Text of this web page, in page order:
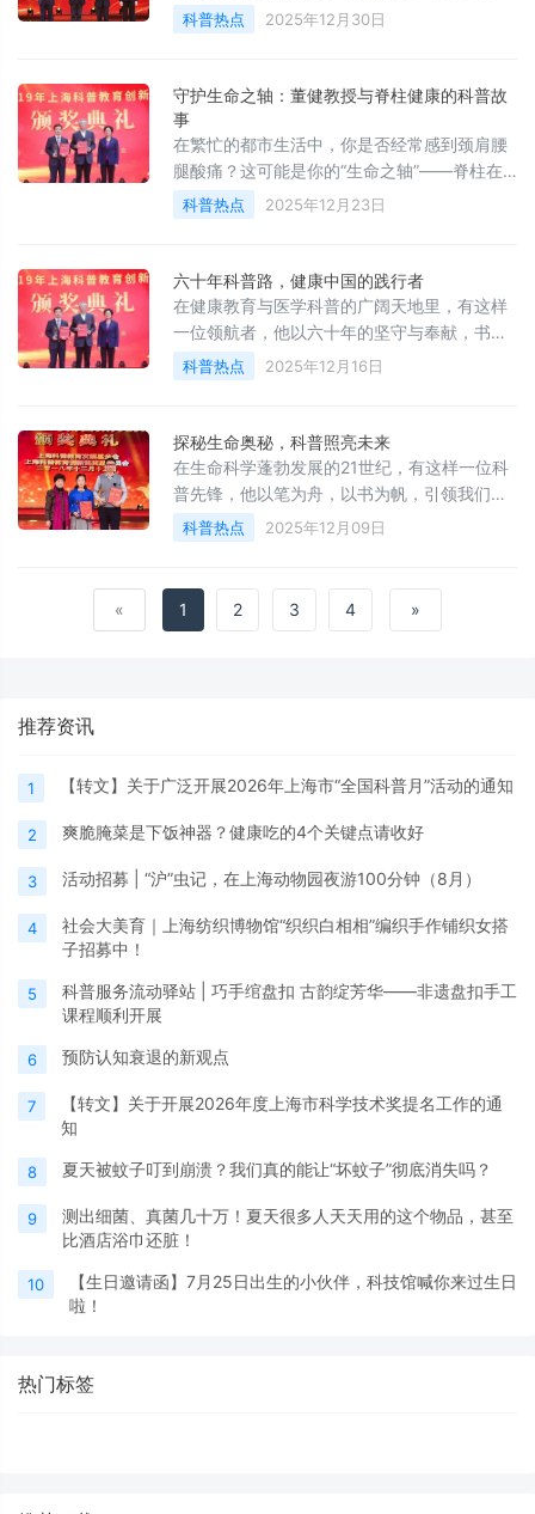
者点亮了一盏明灯，他就是复旦大学
科普热点 2025年12月30日
守护生命之轴：董健教授与脊柱健康的科普故
事
在繁忙的都市生活中，你是否经常感到颈肩腰
腿酸痛？这可能是你的“生命之轴”——脊柱在
发出警报！
科普热点 2025年12月23日
六十年科普路，健康中国的践行者
在健康教育与医学科普的广阔天地里，有这样
一位领航者，他以六十年的坚守与奉献，书写
了一段段辉煌篇章。
科普热点 2025年12月16日
探秘生命奥秘，科普照亮未来
在生命科学蓬勃发展的21世纪，有这样一位科
普先锋，他以笔为舟，以书为帆，引领我们穿
梭于生命的奥秘之中，他就是上海辰山植物园
的科普作家、研究员——刘夙
科普热点 2025年12月09日
« 1 2 3 4 »
推荐资讯
1 【转文】关于广泛开展2026年上海市“全国科普月”活动的通知
2 爽脆腌菜是下饭神器？健康吃的4个关键点请收好
3 活动招募 | “沪”虫记，在上海动物园夜游100分钟（8月）
4
社会大美育｜上海纺织博物馆“织织白相相”编织手作铺织女搭
子招募中！
5
科普服务流动驿站 | 巧手绾盘扣 古韵绽芳华——非遗盘扣手工
课程顺利开展
6 预防认知衰退的新观点
7
【转文】关于开展2026年度上海市科学技术奖提名工作的通
知
8 夏天被蚊子叮到崩溃？我们真的能让“坏蚊子”彻底消失吗？
9
测出细菌、真菌几十万！夏天很多人天天用的这个物品，甚至
比酒店浴巾还脏！
10
【生日邀请函】7月25日出生的小伙伴，科技馆喊你来过生日
啦！
热门标签